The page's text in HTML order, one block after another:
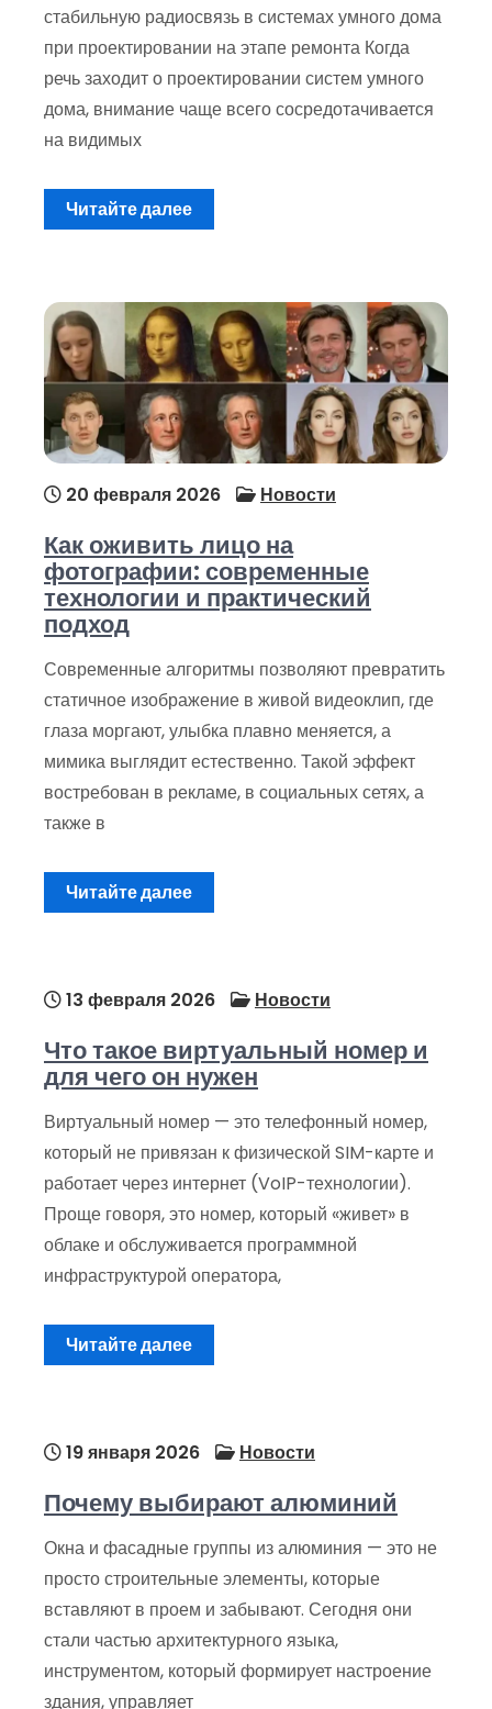
стабильную радиосвязь в системах умного дома
при проектировании на этапе ремонта Когда
речь заходит о проектировании систем умного
дома, внимание чаще всего сосредотачивается
на видимых
Читайте далее
20 февраля 2026 Новости
Как оживить лицо на
фотографии: современные
технологии и практический
подход
Современные алгоритмы позволяют превратить
статичное изображение в живой видеоклип, где
глаза моргают, улыбка плавно меняется, а
мимика выглядит естественно. Такой эффект
востребован в рекламе, в социальных сетях, а
также в
Читайте далее
13 февраля 2026 Новости
Что такое виртуальный номер и
для чего он нужен
Виртуальный номер — это телефонный номер,
который не привязан к физической SIM-карте и
работает через интернет (VoIP-технологии).
Проще говоря, это номер, который «живет» в
облаке и обслуживается программной
инфраструктурой оператора,
Читайте далее
19 января 2026 Новости
Почему выбирают алюминий
Окна и фасадные группы из алюминия — это не
просто строительные элементы, которые
вставляют в проем и забывают. Сегодня они
стали частью архитектурного языка,
инструментом, который формирует настроение
здания, управляет